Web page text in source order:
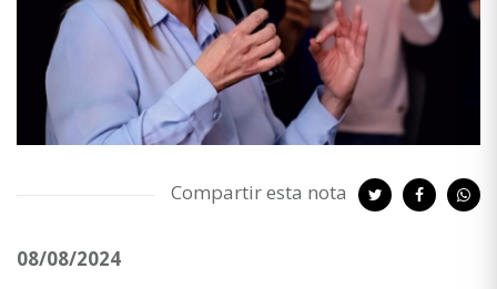
Compartir esta nota
08/08/2024